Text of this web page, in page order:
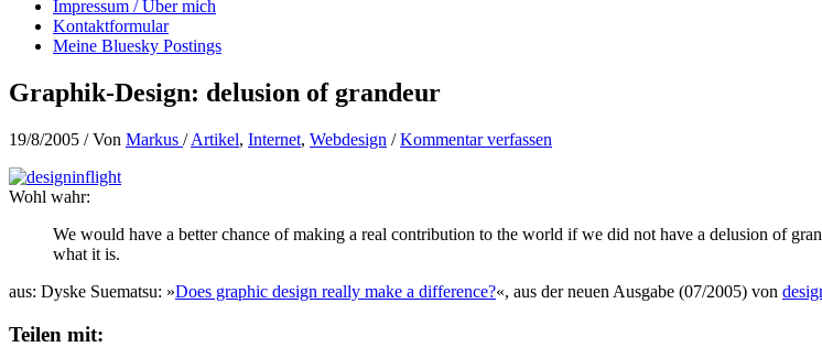
Impressum / Über mich
Kontaktformular
Meine Bluesky Postings
Graphik-Design: delusion of grandeur
19/8/2005 / Von Markus /Artikel, Internet, Webdesign /Kommentar verfassen
Wohl wahr:
We would have a better chance of making a real contribution to the world if we did not have a delusion of
what it is.
aus: Dyske Suematsu: »Does graphic design really make a difference?«, aus der neuen Ausgabe (07/2005) von
Teilen mit: